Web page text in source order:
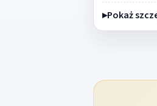
Pokaż